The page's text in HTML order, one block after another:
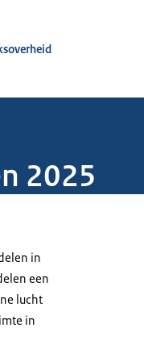
2025
in
een
lucht
in